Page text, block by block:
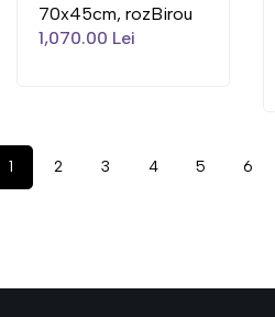
70x45cm, rozBirou
1,070.00 Lei
1 2 3 4 5 6